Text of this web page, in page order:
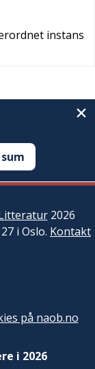
instans
2026
i Oslo. Kontakt
på naob.no
i 2026